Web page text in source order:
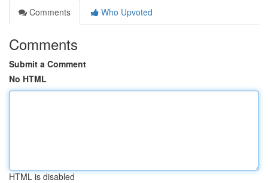
Comments
Who Upvoted
Comments
Submit a Comment
No HTML
HTML is disabled